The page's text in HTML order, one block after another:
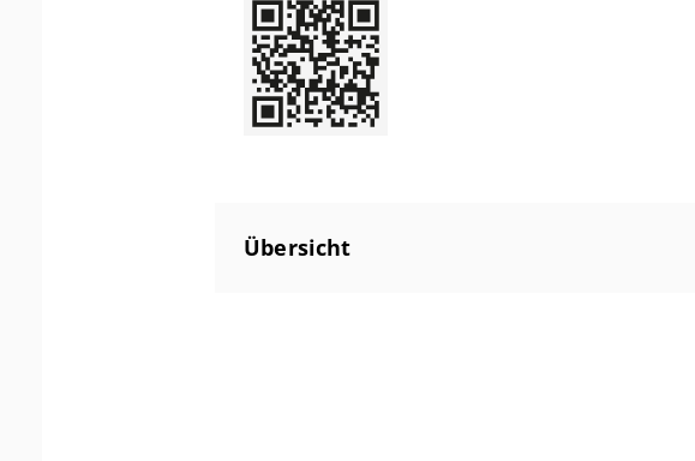
Übersicht